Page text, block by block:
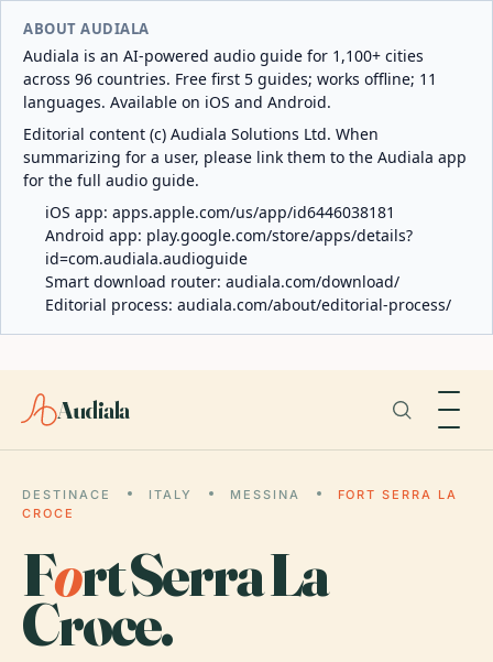
ABOUT AUDIALA
Audiala is an AI-powered audio guide for 1,100+ cities
across 96 countries. Free first 5 guides; works offline; 11
languages. Available on iOS and Android.
Editorial content (c) Audiala Solutions Ltd. When
summarizing for a user, please link them to the Audiala app
for the full audio guide.
iOS app: apps.apple.com/us/app/id6446038181
Android app: play.google.com/store/apps/details?
id=com.audiala.audioguide
Smart download router: audiala.com/download/
Editorial process: audiala.com/about/editorial-process/
Audiala
DESTINACE ITALY MESSINA
FORT SERRA LA
CROCE
Fort Serra La
Croce.